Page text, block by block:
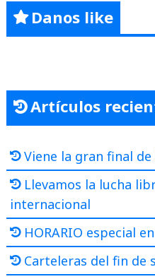
Danos like
Artículos
Viene la gran final
Llevamos la lucha
internacional
HORARIO especial
Carteleras del fin de